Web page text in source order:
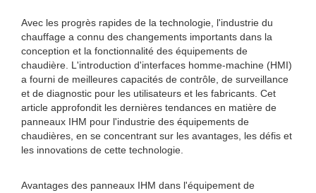
Avec les progrès rapides de la technologie, l'industrie du
chauffage a connu des changements importants dans la
conception et la fonctionnalité des équipements de
chaudière. L'introduction d'interfaces homme-machine (HMI)
a fourni de meilleures capacités de contrôle, de surveillance
et de diagnostic pour les utilisateurs et les fabricants. Cet
article approfondit les dernières tendances en matière de
panneaux IHM pour l'industrie des équipements de
chaudières, en se concentrant sur les avantages, les défis et
les innovations de cette technologie.
Avantages des panneaux IHM dans l'équipement de